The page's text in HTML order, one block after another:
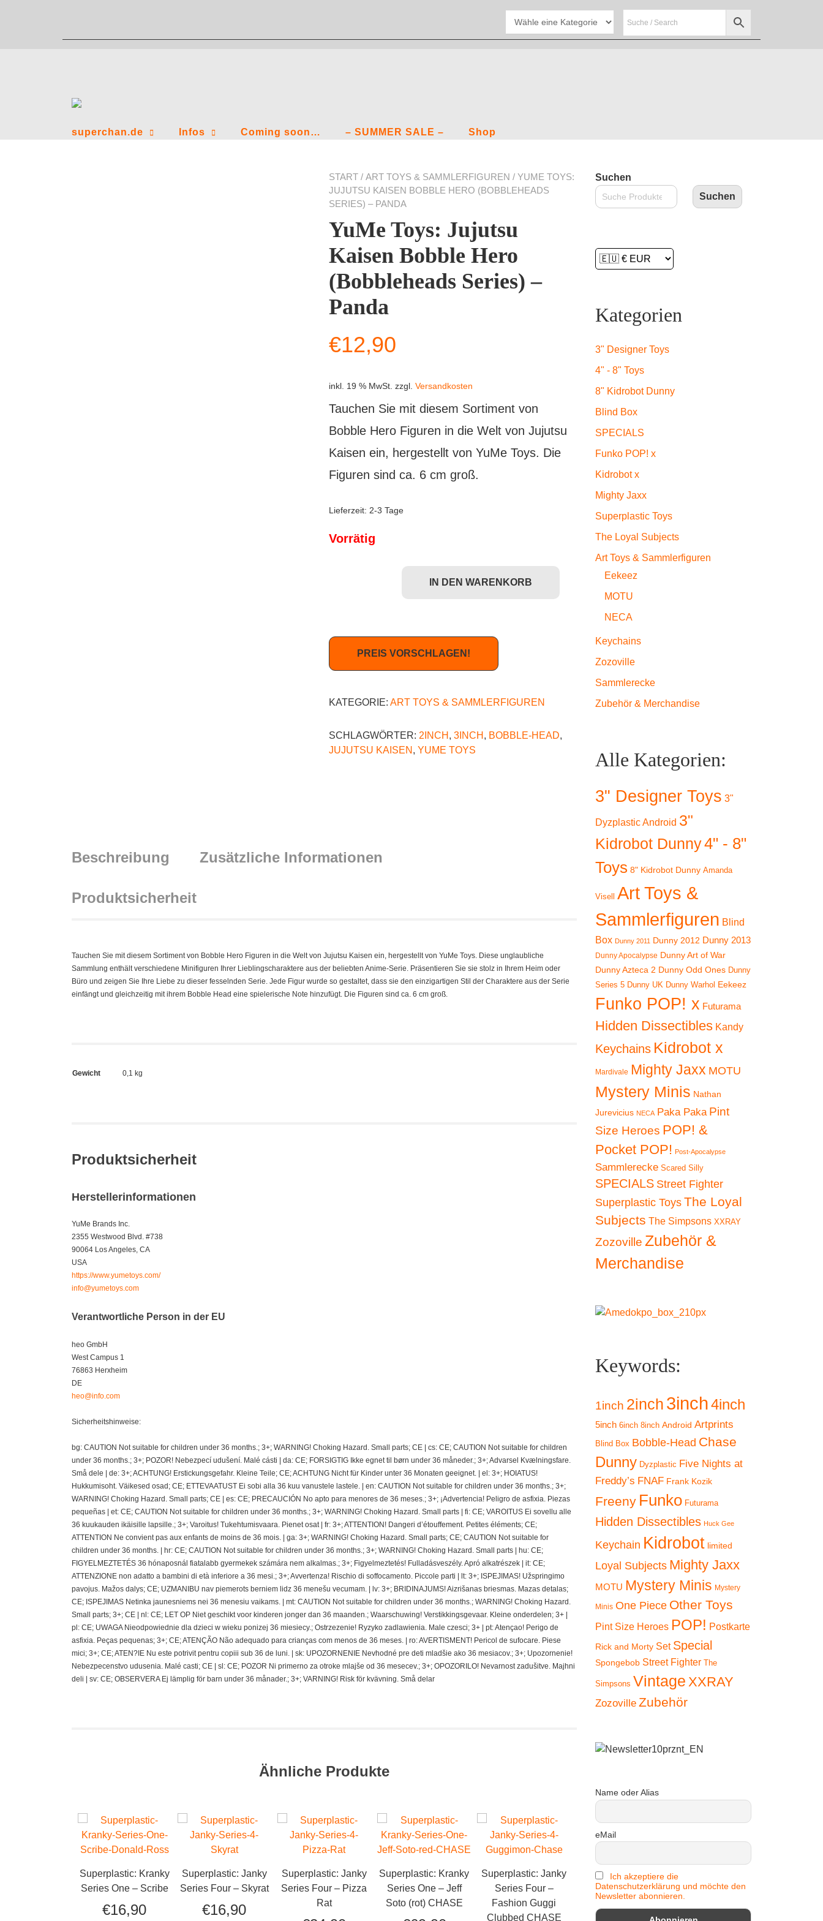
superchan.de Infos Coming soon… – SUMMER SALE – Shop
START / ART TOYS & SAMMLERFIGUREN / YUME TOYS:
JUJUTSU KAISEN BOBBLE HERO (BOBBLEHEADS
SERIES) – PANDA
YuMe Toys: Jujutsu
Kaisen Bobble Hero
(Bobbleheads Series) –
Panda
€12,90
inkl. 19 % MwSt. zzgl. Versandkosten
Tauchen Sie mit diesem Sortiment von
Bobble Hero Figuren in die Welt von Jujutsu
Kaisen ein, hergestellt von YuMe Toys. Die
Figuren sind ca. 6 cm groß.
Lieferzeit: 2-3 Tage
Vorrätig
YuMe Toys: Jujutsu Kaisen Bobble Hero (Bobbleheads Series) - Panda Menge
IN DEN WARENKORB
PREIS VORSCHLAGEN!
KATEGORIE: ART TOYS & SAMMLERFIGUREN
SCHLAGWÖRTER: 2INCH , 3INCH , BOBBLE-HEAD,
JUJUTSU KAISEN , YUME TOYS
Beschreibung Zusätzliche Informationen
Produktsicherheit
Tauchen Sie mit diesem Sortiment von Bobble Hero Figuren in die Welt von Jujutsu Kaisen ein, hergestellt von YuMe Toys. Diese unglaubliche
Sammlung enthält verschiedene Minifiguren Ihrer Lieblingscharaktere aus der beliebten Anime-Serie. Präsentieren Sie sie stolz in Ihrem Heim oder
Büro und zeigen Sie Ihre Liebe zu dieser fesselnden Serie. Jede Figur wurde so gestaltet, dass sie den einzigartigen Stil der Charaktere aus der Serie
einfängt und gleichzeitig mit ihrem Bobble Head eine spielerische Note hinzufügt. Die Figuren sind ca. 6 cm groß.
Gewicht 0,1 kg
Produktsicherheit
Herstellerinformationen
YuMe Brands Inc.
2355 Westwood Blvd. #738
90064 Los Angeles, CA
USA
https://www.yumetoys.com/
info@yumetoys.com
Verantwortliche Person in der EU
heo GmbH
West Campus 1
76863 Herxheim
DE
heo@info.com
Sicherheitshinweise:
bg: CAUTION Not suitable for children under 36 months.; 3+; WARNING! Choking Hazard. Small parts; CE | cs: CE; CAUTION Not suitable for children
under 36 months.; 3+; POZOR! Nebezpecí udušení. Malé cásti | da: CE; FORSIGTIG Ikke egnet til børn under 36 måneder.; 3+; Advarsel Kvælningsfare.
Små dele | de: 3+; ACHTUNG! Erstickungsgefahr. Kleine Teile; CE; ACHTUNG Nicht für Kinder unter 36 Monaten geeignet. | el: 3+; HOIATUS!
Hukkumisoht. Väikesed osad; CE; ETTEVAATUST Ei sobi alla 36 kuu vanustele lastele. | en: CAUTION Not suitable for children under 36 months.; 3+;
WARNING! Choking Hazard. Small parts; CE | es: CE; PRECAUCIÓN No apto para menores de 36 meses.; 3+; ¡Advertencia! Peligro de asfixia. Piezas
pequeñas | et: CE; CAUTION Not suitable for children under 36 months.; 3+; WARNING! Choking Hazard. Small parts | fi: CE; VAROITUS Ei sovellu alle
36 kuukauden ikäisille lapsille.; 3+; Varoitus! Tukehtumisvaara. Pienet osat | fr: 3+; ATTENTION! Dangeri d’étouffement. Petites éléments; CE;
ATTENTION Ne convient pas aux enfants de moins de 36 mois. | ga: 3+; WARNING! Choking Hazard. Small parts; CE; CAUTION Not suitable for
children under 36 months. | hr: CE; CAUTION Not suitable for children under 36 months.; 3+; WARNING! Choking Hazard. Small parts | hu: CE;
FIGYELMEZTETÉS 36 hónaposnál fiatalabb gyermekek számára nem alkalmas.; 3+; Figyelmeztetés! Fulladásveszély. Apró alkatrészek | it: CE;
ATTENZIONE non adatto a bambini di età inferiore a 36 mesi.; 3+; Avvertenza! Rischio di soffocamento. Piccole parti | lt: 3+; ISPEJIMAS! Užspringimo
pavojus. Mažos dalys; CE; UZMANIBU nav piemerots berniem lidz 36 menešu vecumam. | lv: 3+; BRIDINAJUMS! Aizrišanas briesmas. Mazas detalas;
CE; ISPEJIMAS Netinka jaunesniems nei 36 menesiu vaikams. | mt: CAUTION Not suitable for children under 36 months.; WARNING! Choking Hazard.
Small parts; 3+; CE | nl: CE; LET OP Niet geschikt voor kinderen jonger dan 36 maanden.; Waarschuwing! Verstikkingsgevaar. Kleine onderdelen; 3+ |
pl: CE; UWAGA Nieodpowiednie dla dzieci w wieku ponizej 36 miesiecy.; Ostrzezenie! Ryzyko zadlawienia. Male czesci; 3+ | pt: Atençao! Perigo de
asfixia. Peças pequenas; 3+; CE; ATENÇÃO Não adequado para crianças com menos de 36 meses. | ro: AVERTISMENT! Pericol de sufocare. Piese
mici; 3+; CE; ATEN?IE Nu este potrivit pentru copiii sub 36 de luni. | sk: UPOZORNENIE Nevhodné pre deti mladšie ako 36 mesiacov.; 3+; Upozornenie!
Nebezpecenstvo udusenia. Malé casti; CE | sl: CE; POZOR Ni primerno za otroke mlajše od 36 mesecev.; 3+; OPOZORILO! Nevarnost zadušitve. Majhni
deli | sv: CE; OBSERVERA Ej lämplig för barn under 36 månader.; 3+; VARNING! Risk för kvävning. Små delar
Ähnliche Produkte
Superplastic: Kranky
Series One – Scribe
€16,90
Superplastic: Janky
Series Four – Skyrat
€16,90
Superplastic: Janky
Series Four – Pizza
Rat
Superplastic: Kranky
Series One – Jeff
Soto (rot) CHASE
Superplastic: Janky
Series Four –
Fashion Guggi
Clubbed CHASE
Superplastic: Janky
Series Four – Bat
Series Four – Bat
Suchen
Suchen
Kategorien
3" Designer Toys
4" - 8" Toys
8" Kidrobot Dunny
Blind Box
SPECIALS
Funko POP! x
Kidrobot x
Mighty Jaxx
Superplastic Toys
The Loyal Subjects
Art Toys & Sammlerfiguren
Eekeez
MOTU
NECA
Keychains
Zozoville
Sammlerecke
Zubehör & Merchandise
Alle Kategorien:
3" Designer Toys 3"
Dyzplastic Android 3"
Kidrobot Dunny4" - 8"
Toys 8" Kidrobot Dunny Amanda
Visell
Art Toys &
Sammlerfiguren Blind
Box Dunny 2011 Dunny 2012 Dunny 2013
Dunny Apocalypse Dunny Art of War
Dunny Azteca 2 Dunny Odd Ones Dunny
Series 5 Dunny UK Dunny Warhol Eekeez
Funko POP! x Futurama
Hidden Dissectibles Kandy
Keychains Kidrobot x
Mardivale Mighty Jaxx MOTU
Mystery Minis Nathan
Jurevicius NECA Paka Paka Pint
Size Heroes POP! &
Pocket POP! Post-Apocalypse
Sammlerecke Scared Silly
SPECIALS Street Fighter
Superplastic ToysThe Loyal
Subjects The Simpsons XXRAY
Zozoville Zubehör &
Merchandise
Keywords:
1inch 2inch 3inch4inch
5inch 6inch 8inch Android Artprints
Blind Box Bobble-Head Chase
Dunny Dyzplastic Five Nights at
Freddy’s FNAF Frank Kozik
Freeny Funko Futurama
Hidden Dissectibles Huck Gee
Keychain Kidrobot limited
Loyal Subjects Mighty Jaxx
MOTU Mystery Minis Mystery
Minis One Piece Other Toys
Pint Size Heroes POP! Postkarte
Rick and Morty Set Special
Spongebob Street Fighter The
Simpsons Vintage XXRAY
Zozoville Zubehör
Name oder Alias
eMail
Ich akzeptiere die
Datenschutzerklärung und möchte den
Newsletter abonnieren.